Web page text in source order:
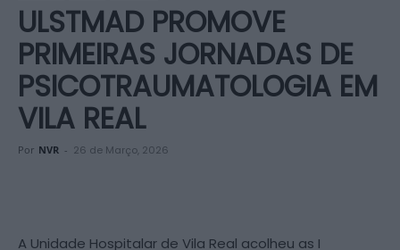
ULSTMAD PROMOVE
PRIMEIRAS JORNADAS DE
PSICOTRAUMATOLOGIA EM
VILA REAL
Por NVR - 26 de Março, 2026
A Unidade Hospitalar de Vila Real acolheu as I